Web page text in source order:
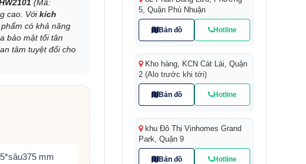
(Mã:
cao. Vớikích
có khả năng
bảo mật tối tân
tâm tuyệt đối cho
mm
5, Quận Phú Nhuận
Bản đồ Hotline
Kho hàng, KCN Cát Lái, Quận
2 (Alo trước khi tới)
Bản đồ Hotline
khu Đô Thị Vinhomes Grand
Park, Quận 9
Bản đồ Hotline